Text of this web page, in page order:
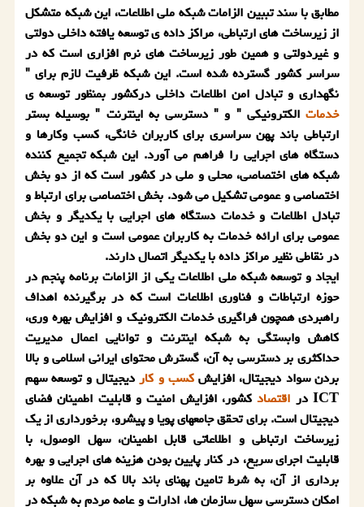
مطابق با سند تببین الزامات شبكه ملی اطلاعات، این شبكه متشكل
از زیرساخت های ارتباطی، مراكز داده ی توسعه یافته داخلی دولتی
و غیردولتی و همین طور زیرساخت های نرم افزاری است كه در
سراسر كشور گسترده شده است. این شبكه ظرفیت لازم برای "
نگهداری و تبادل امن اطلاعات داخلی دركشور بمنظور توسعه ی
خدمات الكترونیكی " و " دسترسی به اینترنت " بوسیله بستر
ارتباطی باند پهن سراسری برای كاربران خانگی، كسب وكارها و
دستگاه های اجرایی را فراهم می آورد. این شبكه تجمیع كننده
شبكه های اختصاصی، محلی و ملی در كشور است كه از دو بخش
اختصاصی و عمومی تشكیل می شود. بخش اختصاصی برای ارتباط و
تبادل اطلاعات و خدمات دستگاه های اجرایی با یكدیگر و بخش
عمومی برای ارائه خدمات به كاربران عمومی است و این دو بخش
در نقاطی نظیر مراكز داده با یكدیگر اتصال دارند.
ایجاد و توسعه شبكه ملی اطلاعات یكی از الزامات برنامه پنجم در
حوزه ارتباطات و فناوری اطلاعات است كه در برگیرنده اهداف
راهبردی همچون فراگیری خدمات الكترونیك و افزایش بهره وری،
كاهش وابستگی به شبكه اینترنت و توانایی اعمال مدیریت
حداكثری بر دسترسی به آن، گسترش محتوای ایرانی اسلامی و بالا
بردن سواد دیجیتال، افزایشكسب و كاردیجیتال و توسعه سهم
ICT در
اقتصادكشور، افزایش امنیت و قابلیت اطمینان فضای
دیجیتال است. برای تحقق جامعه­ای پویا و پیشرو، برخورداری از یك
زیرساخت ارتباطی و اطلاعاتی قابل اطمینان، سهل الوصول، با
قابلیت اجرای سریع، در كنار پایین بودن هزینه های اجرایی و بهره
برداری از آن، به شرط تامین پهنای باند بالا كه در آن علاوه بر
امكان دسترسی سهل سازمان ها، ادارات و عامه مردم به شبكه در